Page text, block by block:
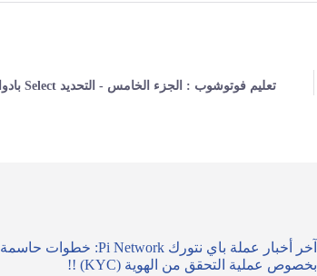
آخر أخبار عملة باي نتورك Pi Network: خطوات حاسمة
بخصوص عملية التحقق من الهوية (KYC) !!